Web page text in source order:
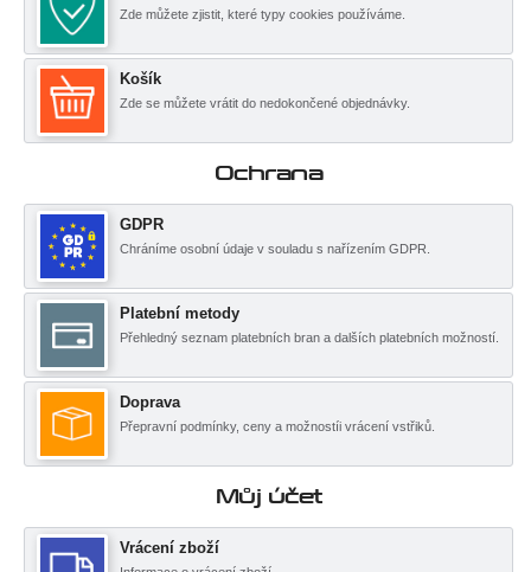
Zde můžete zjistit, které typy cookies používáme.
Košík
Zde se můžete vrátit do nedokončené objednávky.
Ochrana
GDPR
Chráníme osobní údaje v souladu s nařízením GDPR.
Platební metody
Přehledný seznam platebních bran a dalších platebních možností.
Doprava
Přepravní podmínky, ceny a možnostíi vrácení vstřiků.
Můj účet
Vrácení zboží